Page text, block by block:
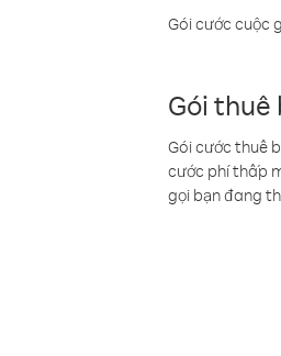
Gói cước cuộc
Gói
Gói cước thuê
cước phí thấp
gọi bạn đang